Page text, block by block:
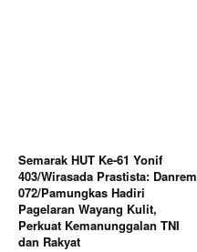
Semarak HUT Ke-61 Yonif
403/Wirasada Prastista: Danrem
072/Pamungkas Hadiri
Pagelaran Wayang Kulit,
Perkuat Kemanunggalan TNI
dan Rakyat